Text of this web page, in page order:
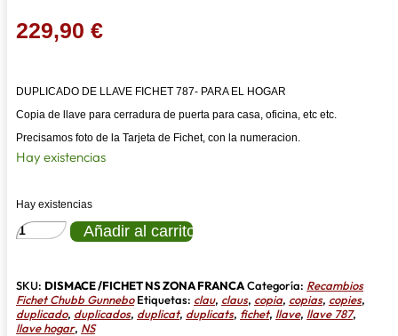
229,90 €
DUPLICADO DE LLAVE FICHET 787- PARA EL HOGAR
Copia de llave para cerradura de puerta para casa, oficina, etc etc.
Precisamos foto de la Tarjeta de Fichet, con la numeracion.
Hay existencias
Hay existencias
DUPLICADO
DE
787-
PARA
EL
HOGAR
Añadir al carrito
SKU: DISMACE /FICHET NS ZONA FRANCACategoría: Recambios
Fichet Chubb Gunnebo Etiquetas: clau, claus, copia, copias, copies,
duplicado, duplicados, duplicat, duplicats, fichet, llave, llave 787,
llave hogar, NS